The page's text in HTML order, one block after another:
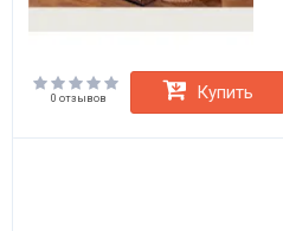
0 отзывов Купить